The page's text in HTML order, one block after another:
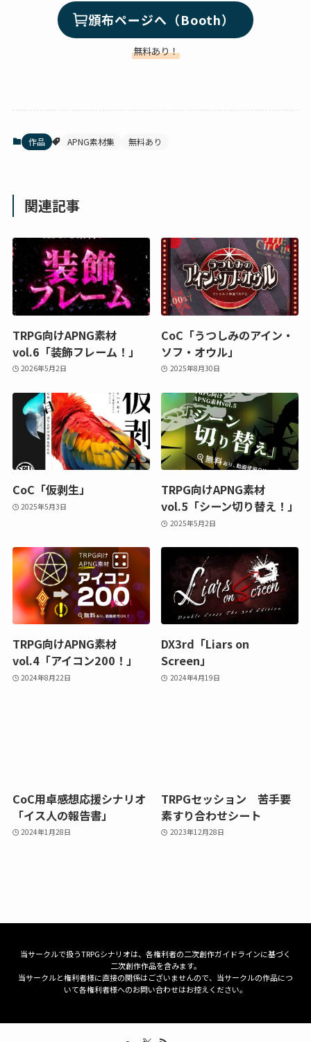
頒布ページへ（Booth）
無料あり！
作品 APNG素材集 無料あり
関連記事
TRPG向けAPNG素材
vol.6「装飾フレーム！」
2026年5月2日
CoC「うつしみのアイン・
ソフ・オウル」
2025年8月30日
CoC「仮剥生」
2025年5月3日
TRPG向けAPNG素材
vol.5「シーン切り替え！」
2025年5月2日
TRPG向けAPNG素材
vol.4「アイコン200！」
2024年8月22日
DX3rd「Liars on
Screen」
2024年4月19日
CoC用卓感想応援シナリオ
「イス人の報告書」
2024年1月28日
TRPGセッション 苦手要
素すり合わせシート
2023年12月28日
当サークルで扱うTRPGシナリオは、各権利者の二次創作ガイドラインに基づく
二次創作作品を含みます。
当サークルと権利者様に直接の関係はございませんので、当サークルの作品につ
いて各権利者様へのお問い合わせはお控えください。